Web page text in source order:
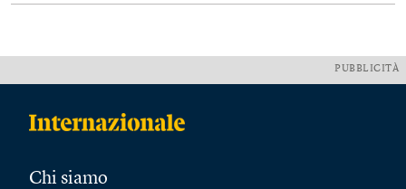
PUBBLICITÀ
Chi siamo